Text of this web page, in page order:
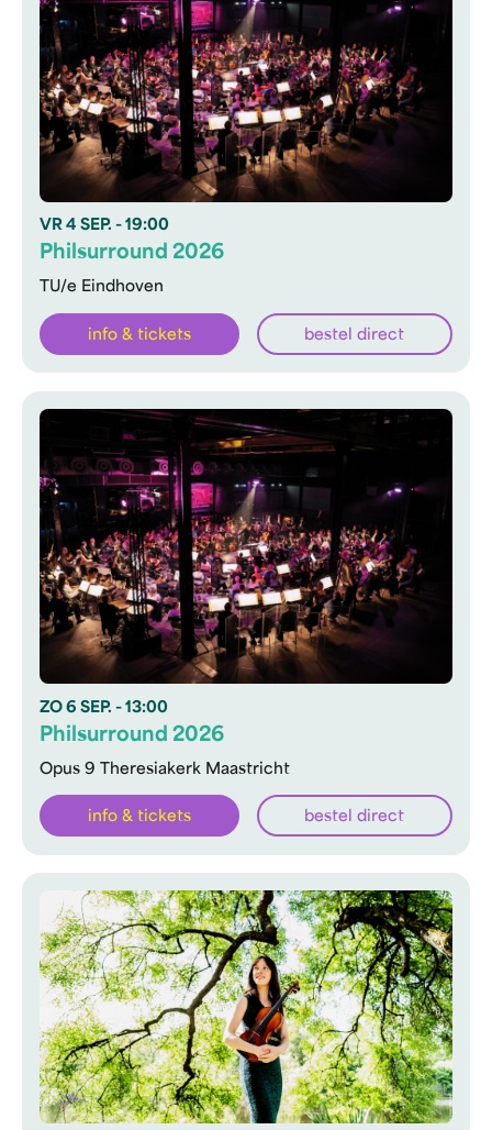
VR 4 SEP. - 19:00
TU/e Eindhoven
Philsurround 2026
info & tickets bestel direct
ZO 6 SEP. - 13:00
Opus 9 Theresiakerk Maastricht
Philsurround 2026
info & tickets bestel direct